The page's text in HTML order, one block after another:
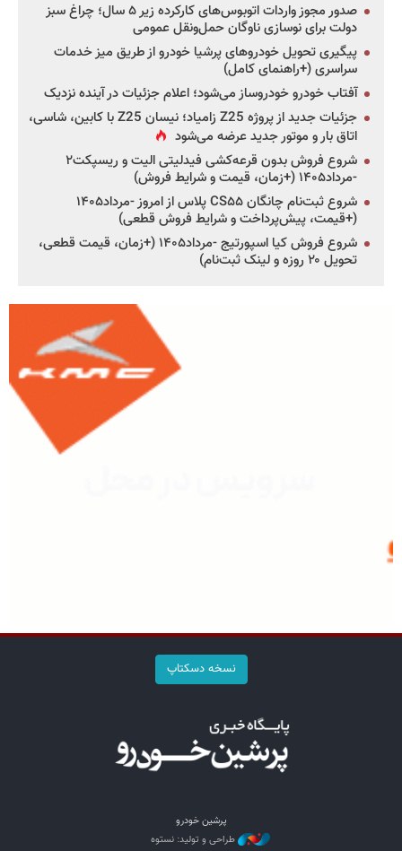
صدور مجوز واردات اتوبوس‌های کارکرده زیر ۵ سال؛ چراغ سبز
دولت برای نوسازی ناوگان حمل‌ونقل عمومی
پیگیری تحویل خودروهای پرشیا خودرو از طریق میز خدمات
سراسری (+راهنمای کامل)
آفتاب خودرو خودروساز می‌شود؛ اعلام جزئیات در آینده نزدیک
جزئیات جدید از پروژه Z25 زامیاد؛ نیسان Z25 با کابین، شاسی،
اتاق بار و موتور جدید عرضه می‌شود
شروع فروش بدون قرعه‌کشی فیدلیتی الیت و ریسپکت۲
-مرداد۱۴۰۵ (+زمان، قیمت و شرایط فروش)
شروع ثبت‌نام چانگان CS۵۵ پلاس از امروز -مرداد۱۴۰۵
(+قیمت، پیش‌پرداخت و شرایط فروش قطعی)
شروع فروش کیا اسپورتیج -مرداد۱۴۰۵ (+زمان، قیمت قطعی،
تحویل ۲۰ روزه و لینک ثبت‌نام)
نسخه دسکتاپ
پرشین خودرو
طراحی و تولید: نستوه